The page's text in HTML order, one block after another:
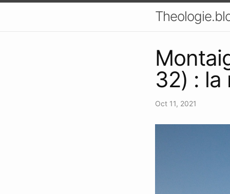
32) : la
Oct 11, 2021